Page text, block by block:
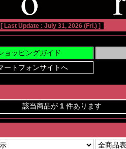
[ Last Update : July 31, 2026 (Fri.) ]
該当商品が 1 件あります